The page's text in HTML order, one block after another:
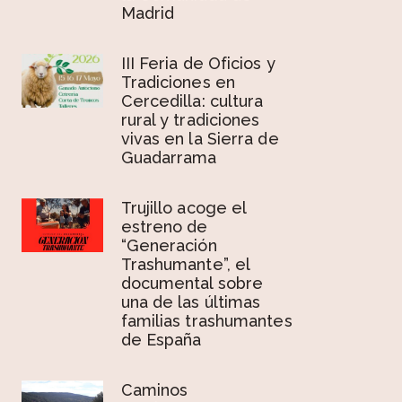
Madrid
III Feria de Oficios y
Tradiciones en
Cercedilla: cultura
rural y tradiciones
vivas en la Sierra de
Guadarrama
Trujillo acoge el
estreno de
“Generación
Trashumante”, el
documental sobre
una de las últimas
familias trashumantes
de España
Caminos